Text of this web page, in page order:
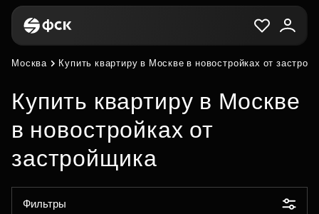
Москва Купить квартиру в Москве в новостройках от
Купить квартиру в Москве
в новостройках от
застройщика
Фильтры